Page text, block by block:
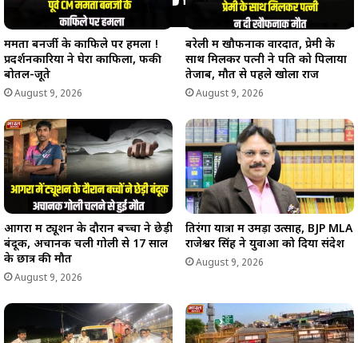
ममता बनर्जी के काफिले पर हमला !
प्रदर्शनकारियों ने घेरा काफिला, फेंकी
बोतलें-जूते
August 9, 2026
बरेली में खौफनाक वारदात, प्रेमी के
साथ मिलकर पत्नी ने पति को पिलाया
तेजाब, मौत से पहले खोला राज
August 9, 2026
आगरा में ट्यूशन के दौरान बच्चों ने छेड़ी
बंदूक, अचानक चली गोली से 17 साल
के छात्र की मौत
August 9, 2026
तिरंगा यात्रा में उमड़ा उत्साह, BJP MLA
राजेश्वर सिंह ने युवाओं को दिया संदेश
August 9, 2026